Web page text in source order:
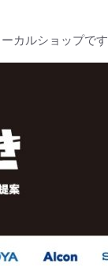
カルショップです